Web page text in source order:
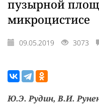
пузырной
микроцистисе
09.05.2019 3073
Ю.Э. Рудин, В.И.